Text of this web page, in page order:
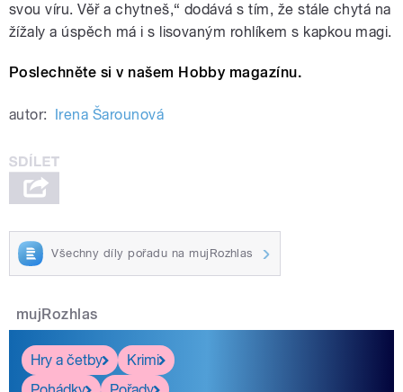
svou víru. Věř a chytneš,“ dodává s tím, že stále chytá na
žížaly a úspěch má i s lisovaným rohlíkem s kapkou magi.
Poslechněte si v našem Hobby magazínu.
autor: Irena Šarounová
Všechny díly pořadu na mujRozhlas
mujRozhlas
Hry a četby
Krimi